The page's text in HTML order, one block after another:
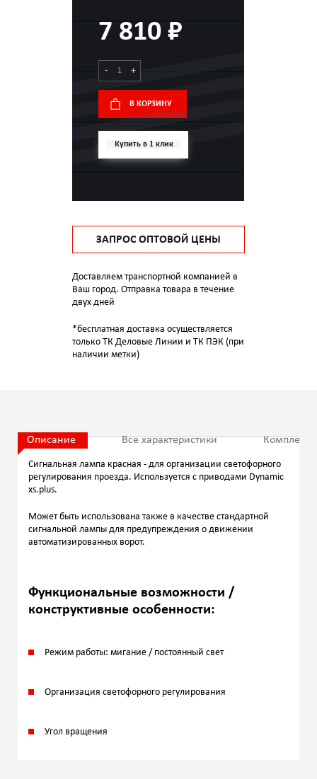
7 810 ₽
- +
В КОРЗИНУ
Купить в 1 клик
ЗАПРОС ОПТОВОЙ ЦЕНЫ
Доставляем транспортной компанией в
Ваш город. Отправка товара в течение
двух дней
*бесплатная доставка осуществляется
только ТК Деловые Линии и ТК ПЭК (при
наличии метки)
Описание Все характеристики
Сигнальная лампа красная - для организации светофорного
регулирования проезда. Используется с приводами Dynamic
xs.plus.
Может быть использована также в качестве стандартной
сигнальной лампы для предупреждения о движении
автоматизированных ворот.
Функциональные возможности /
конструктивные особенности:
Режим работы: мигание / постоянный свет
Организация светофорного регулирования
Угол вращения